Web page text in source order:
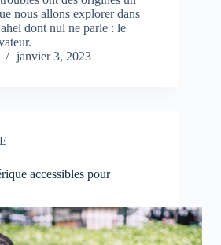
nous allons explorer dans
dont nul ne parle : le
janvier 3, 2023
accessibles pour